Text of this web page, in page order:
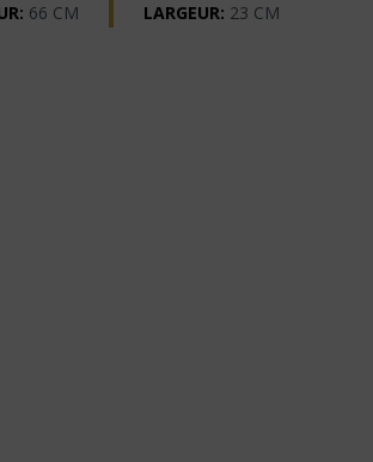
66 CM LARGEUR: 23 CM